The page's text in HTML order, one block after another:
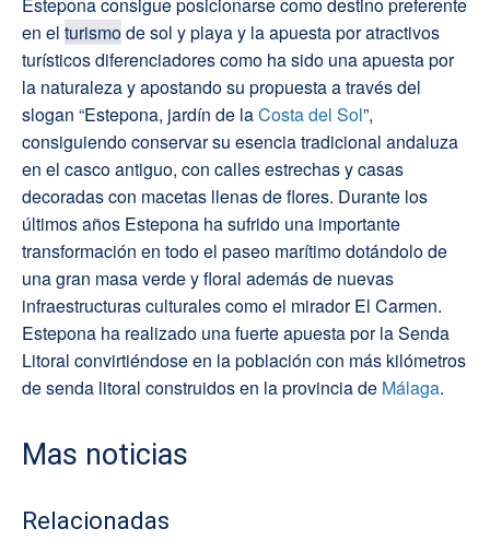
en el turismode sol y playa y la apuesta por atractivos
turísticos diferenciadores como ha sido una apuesta por
la naturaleza y apostando su propuesta a través del
slogan “Estepona, jardín de laCosta del Sol”,
consiguiendo conservar su esencia tradicional andaluza
en el casco antiguo, con calles estrechas y casas
decoradas con macetas llenas de flores. Durante los
últimos años Estepona ha sufrido una importante
transformación en todo el paseo marítimo dotándolo de
una gran masa verde y floral además de nuevas
infraestructuras culturales como el mirador El Carmen.
Estepona ha realizado una fuerte apuesta por la Senda
Litoral convirtiéndose en la población con más kilómetros
de senda litoral construidos en la provincia de Málaga.
Mas noticias
Relacionadas